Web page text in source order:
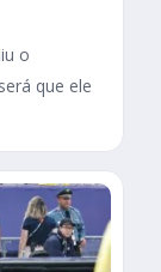
o
que ele